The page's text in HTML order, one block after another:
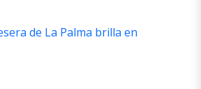
de La Palma brilla en